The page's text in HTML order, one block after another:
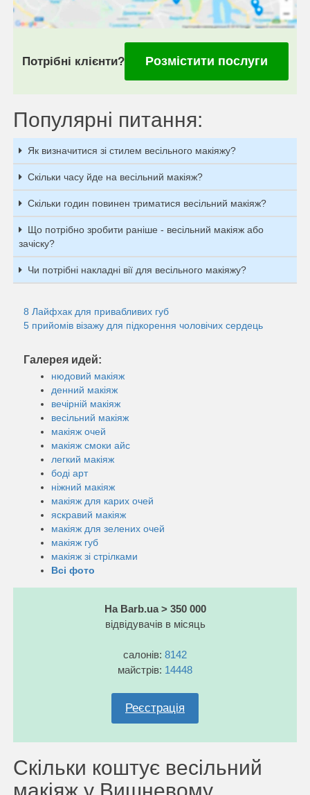
Потрібні клієнти? Розмістити послуги
Популярні питання:
Як визначитися зі стилем весільного макіяжу?
Скільки часу йде на весільний макіяж?
Скільки годин повинен триматися весільний макіяж?
Що потрібно зробити раніше - весільний макіяж або
зачіску?
Чи потрібні накладні вії для весільного макіяжу?
8 Лайфхак для привабливих губ
5 прийомів візажу для підкорення чоловічих сердець
Галерея идей:
нюдовий макіяж
денний макіяж
вечірній макіяж
весільний макіяж
макіяж очей
макіяж смоки айс
легкий макіяж
боді арт
ніжний макіяж
макіяж для карих очей
яскравий макіяж
макіяж для зелених очей
макіяж губ
макіяж зі стрілками
Всі фото
На Barb.ua > 350 000
відвідувачів в місяць
салонів: 8142
майстрів: 14448
Реєстрація
Скільки коштує весільний
макіяж у Вишневому